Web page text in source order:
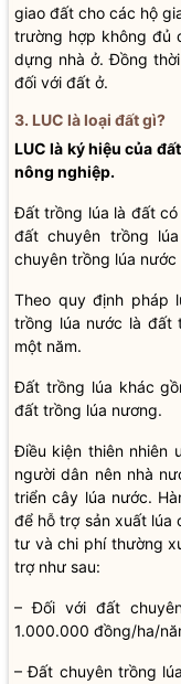
giao đất cho các hộ
trường hợp không đủ
dựng nhà ở. Đồng
đối với đất ở.
3. LUC là loại đất gì?
LUC là ký hiệu của
nông nghiệp.
Đất trồng lúa là đất
đất chuyên trồng
chuyên trồng lúa
Theo quy định pháp
trồng lúa nước là đất
một năm.
Đất trồng lúa khác
đất trồng lúa nương.
Điều kiện thiên nhiên
người dân nên nhà
triển cây lúa nước.
để hỗ trợ sản xuất lúa
tư và chi phí thường
trợ như sau:
– Đối với đất
1.000.000 đồng/ha/
– Đất chuyên trồng